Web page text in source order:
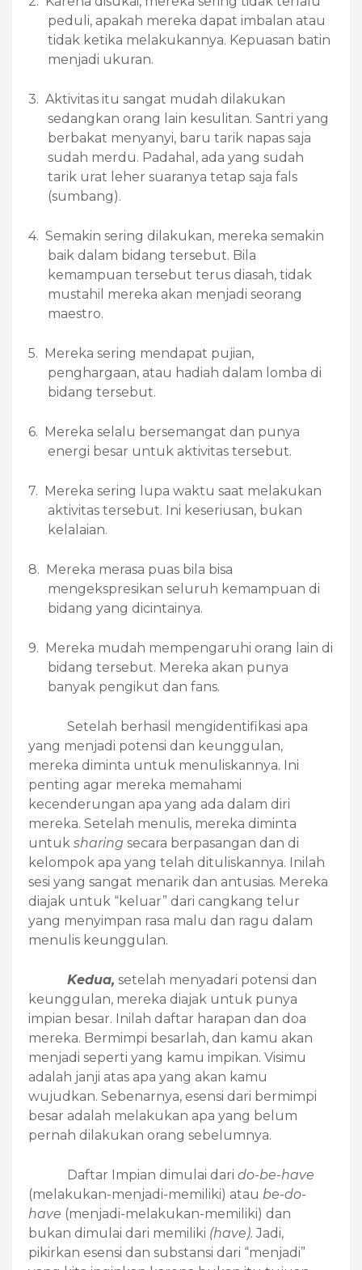
peduli, apakah mereka dapat imbalan atau
tidak ketika melakukannya. Kepuasan batin
menjadi ukuran.
3. Aktivitas itu sangat mudah dilakukan
sedangkan orang lain kesulitan. Santri yang
berbakat menyanyi, baru tarik napas saja
sudah merdu. Padahal, ada yang sudah
tarik urat leher suaranya tetap saja fals
(sumbang).
4. Semakin sering dilakukan, mereka semakin
baik dalam bidang tersebut. Bila
kemampuan tersebut terus diasah, tidak
mustahil mereka akan menjadi seorang
maestro.
5. Mereka sering mendapat pujian,
penghargaan, atau hadiah dalam lomba di
bidang tersebut.
6. Mereka selalu bersemangat dan punya
energi besar untuk aktivitas tersebut.
7. Mereka sering lupa waktu saat melakukan
aktivitas tersebut. Ini keseriusan, bukan
kelalaian.
8. Mereka merasa puas bila bisa
mengekspresikan seluruh kemampuan di
bidang yang dicintainya.
9. Mereka mudah mempengaruhi orang lain di
bidang tersebut. Mereka akan punya
banyak pengikut dan fans.
Setelah berhasil mengidentifikasi apa
yang menjadi potensi dan keunggulan,
mereka diminta untuk menuliskannya. Ini
penting agar mereka memahami
kecenderungan apa yang ada dalam diri
mereka. Setelah menulis, mereka diminta
untuk sharing secara berpasangan dan di
kelompok apa yang telah dituliskannya. Inilah
sesi yang sangat menarik dan antusias. Mereka
diajak untuk “keluar” dari cangkang telur
yang menyimpan rasa malu dan ragu dalam
menulis keunggulan.
Kedua, setelah menyadari potensi dan
keunggulan, mereka diajak untuk punya
impian besar. Inilah daftar harapan dan doa
mereka. Bermimpi besarlah, dan kamu akan
menjadi seperti yang kamu impikan. Visimu
adalah janji atas apa yang akan kamu
wujudkan. Sebenarnya, esensi dari bermimpi
besar adalah melakukan apa yang belum
pernah dilakukan orang sebelumnya.
Daftar Impian dimulai dari do-be-have
(melakukan-menjadi-memiliki) atau be-do-
have (menjadi-melakukan-memiliki) dan
bukan dimulai dari memiliki (have). Jadi,
pikirkan esensi dan substansi dari “menjadi”